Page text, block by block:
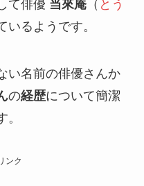
て俳優 当來庵（ とう
いるようです。
い名前の俳優さんか
の経歴について簡潔
ンク